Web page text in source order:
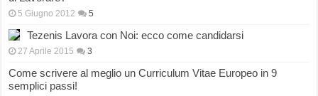
5 Giugno 2012 5
Tezenis Lavora con Noi: ecco come candidarsi
27 Aprile 2015 3
Come scrivere al meglio un Curriculum Vitae Europeo in 9
semplici passi!